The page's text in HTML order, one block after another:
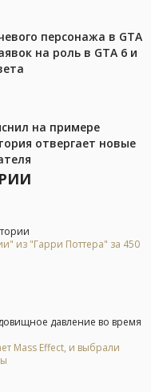
персонажа в GTA
на роль в GTA 6 и
на примере
отвергает новые
из "Гарри Поттера" за 450
давление во время
Mass Effect, и выбрали